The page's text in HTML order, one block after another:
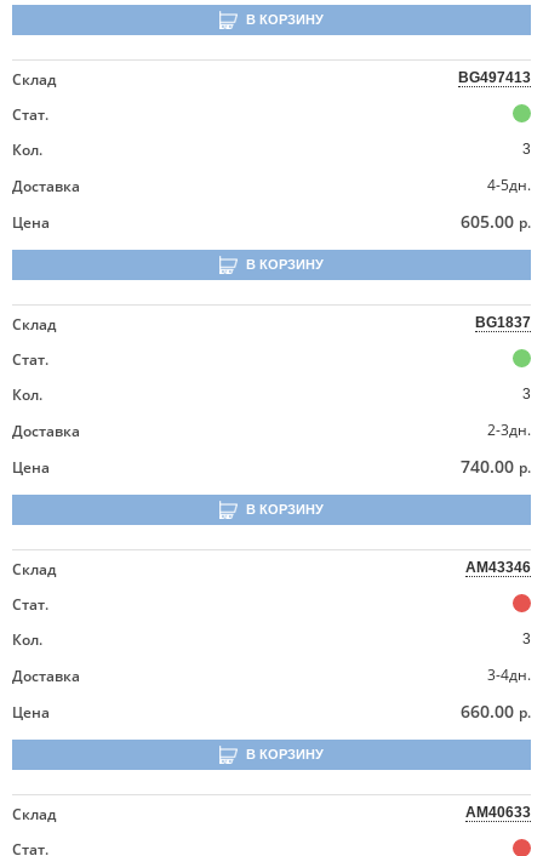
В КОРЗИНУ
Склад BG497413
Стат.
Кол.
3
Доставка
4-5дн.
Цена
605.00 р.
В КОРЗИНУ
Склад BG1837
Стат.
Кол.
3
Доставка
2-3дн.
Цена
740.00 р.
В КОРЗИНУ
Склад AM43346
Стат.
Кол.
3
Доставка
3-4дн.
Цена
660.00 р.
В КОРЗИНУ
Склад AM40633
Стат.